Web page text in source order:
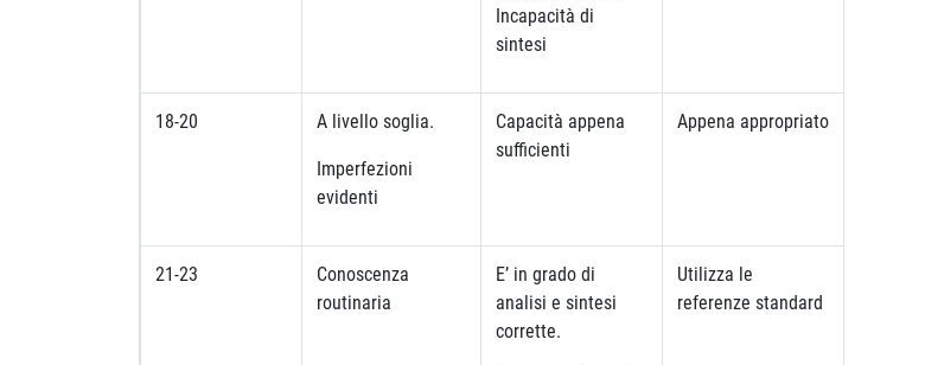
Incapacità di
sintesi
18-20 A livello soglia.
Imperfezioni
evidenti
Capacità appena
sufficienti
Appena appropriato
21-23
Conoscenza
routinaria
E’ in grado di
analisi e sintesi
corrette.
Utilizza le
referenze standard